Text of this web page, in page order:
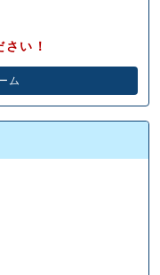
い！
ム